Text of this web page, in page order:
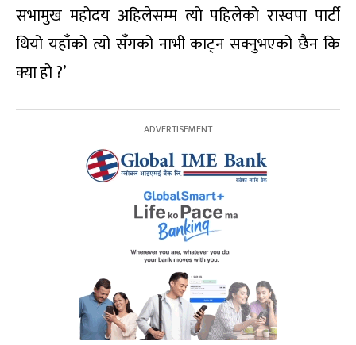
सभामुख महोदय अहिलेसम्म त्यो पहिलेको रास्वपा पार्टी
थियो यहाँको त्यो सँगको नाभी काट्न सक्नुभएको छैन कि
क्या हो ?’